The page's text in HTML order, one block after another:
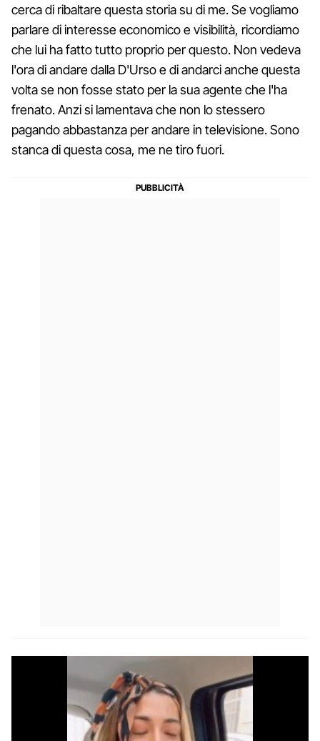
cerca di ribaltare questa storia su di me. Se vogliamo
parlare di interesse economico e visibilità, ricordiamo
che lui ha fatto tutto proprio per questo. Non vedeva
l'ora di andare dalla D'Urso e di andarci anche questa
volta se non fosse stato per la sua agente che l'ha
frenato. Anzi si lamentava che non lo stessero
pagando abbastanza per andare in televisione. Sono
stanca di questa cosa, me ne tiro fuori.